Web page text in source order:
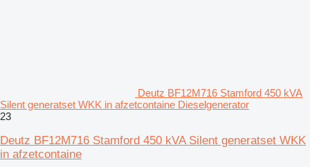
Deutz BF12M716 Stamford 450 kVA
Silent generatset WKK in afzetcontaine Dieselgenerator
23
Deutz BF12M716 Stamford 450 kVA Silent generatset WKK
in afzetcontaine